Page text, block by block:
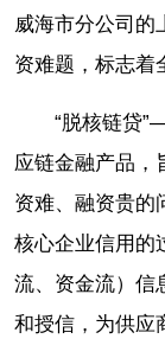
威海市分公司的
资难题，标志着
“脱核链贷
应链金融产品，
资难、融资贵的
核心企业信用的
流、资金流）信
和授信，为供应